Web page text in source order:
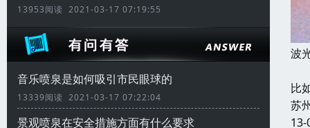
13953阅读 2021-03-17 07:19:55
音乐喷泉是如何吸引市民眼球的
13339阅读 2021-03-17 07:22:04
景观喷泉在安全措施方面有什么要求
波
比
苏
13-